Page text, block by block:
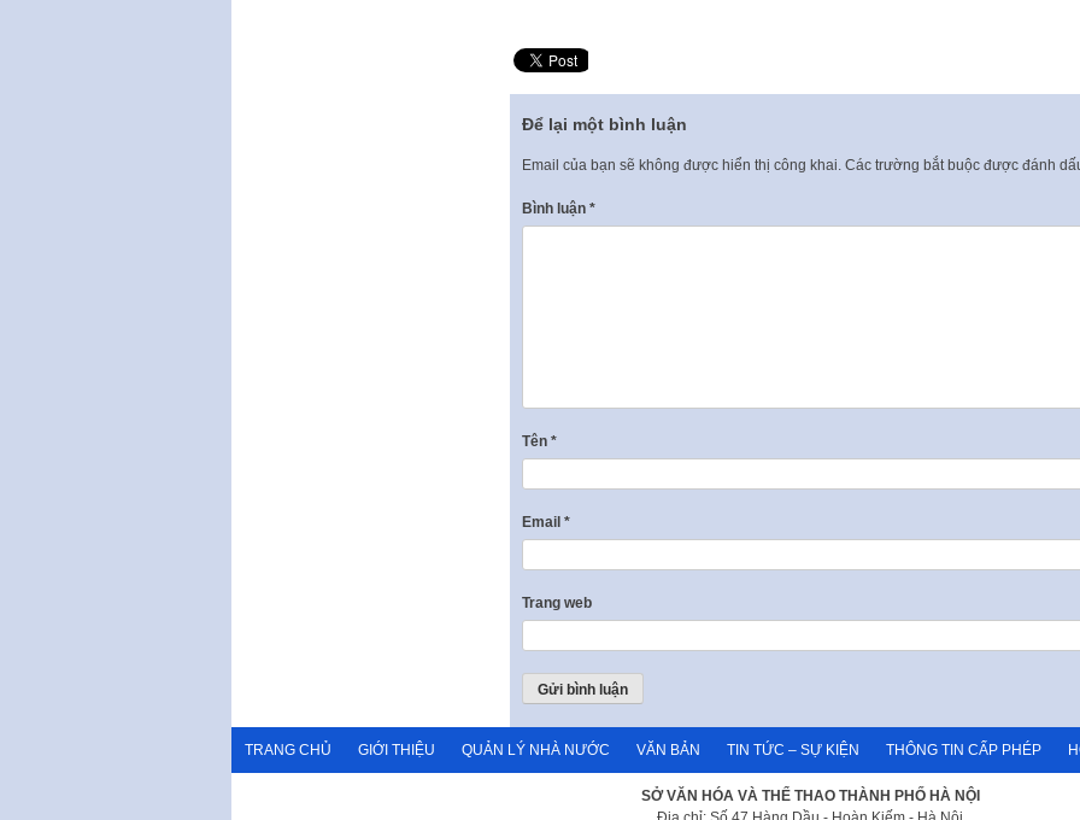
Để lại một bình luận
Email của bạn sẽ không được hiển thị công khai. Các trường bắt buộc được đánh
Bình luận *
Tên *
Email *
Trang web
TRANG CHỦ GIỚI THIỆU QUẢN LÝ NHÀ NƯỚC VĂN BẢN TIN TỨC – SỰ KIỆN THÔNG TIN CẤP PHÉP
SỞ VĂN HÓA VÀ THỂ THAO THÀNH PHỐ HÀ NỘI